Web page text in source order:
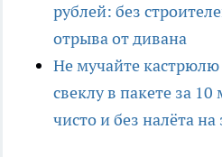
рублей: без
отрыва от дивана
Не мучайте кастрюлю
свеклу в пакете за
чисто и без налёта